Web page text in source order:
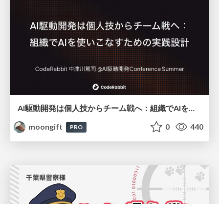
AI駆動開発は個人技からチーム戦へ：組織でAIを使いこなすための実践設計
moongift
PRO 0 440